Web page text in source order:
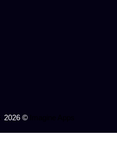
2026 ©